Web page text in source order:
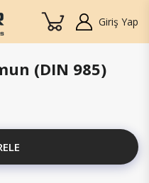
Giriş Yap
(DIN 985)